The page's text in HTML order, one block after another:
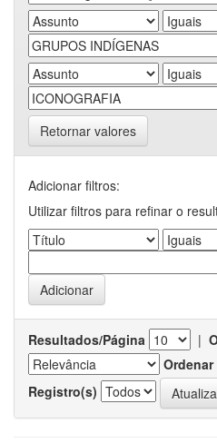
Retornar valores
Adicionar filtros:
Utilizar filtros para refinar o
Resultados/Página |
Ordenar
Registro(s)